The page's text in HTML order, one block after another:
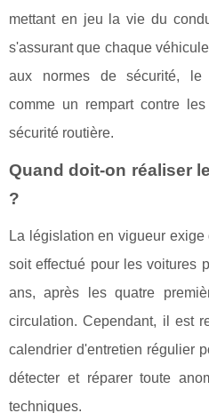
mettant en jeu la vie du
s'assurant que chaque
aux normes de sécurité, le
comme un rempart contre
sécurité routière.
Quand doit-on réaliser
?
La législation en vigueur
soit effectué pour les voitures
ans, après les quatre
circulation. Cependant, il est
calendrier d'entretien régulier
détecter et réparer toute
techniques.